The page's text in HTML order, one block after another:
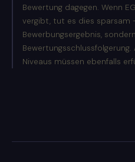
Bewertung dagegen. Wenn
vergibt, tut es dies sparsam
Bewerbungsergebnis,
Niveaus müssen ebenfalls